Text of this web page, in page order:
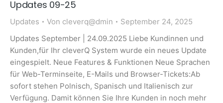
Updates 09-25
Updates Von cleverq@dmin
September 24, 2025
Updates September | 24.09.2025 Liebe Kundinnen und
Kunden,für Ihr cleverQ System wurde ein neues Update
eingespielt. Neue Features & Funktionen Neue Sprachen
für Web-Terminseite, E-Mails und Browser-Tickets:Ab
sofort stehen Polnisch, Spanisch und Italienisch zur
Verfügung. Damit können Sie Ihre Kunden in noch mehr